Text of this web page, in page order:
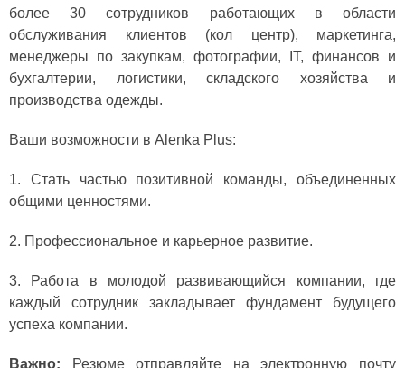
более 30 сотрудников работающих в области
обслуживания клиентов (кол центр), маркетинга,
менеджеры по закупкам, фотографии, IT, финансов и
бухгалтерии, логистики, складского хозяйства и
производства одежды.
Ваши возможности в Alenka Plus:
1. Стать частью позитивной команды, объединенных
общими ценностями.
2. Профессиональное и карьерное развитие.
3. Работа в молодой развивающийся компании, где
каждый сотрудник закладывает фундамент будущего
успеха компании.
Важно: Резюме отправляйте на электронную почту